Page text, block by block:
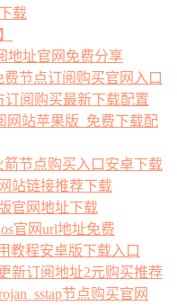
载
地址官网免费分享
费节点订阅购买官网入口
订阅购买最新下载配置
网站苹果版_免费下载配
箭节点购买入口安卓下载
站链接推荐下载
官网地址下载
官网url地址免费
教程安卓版下载入口
新订阅地址2元购买推荐
节点购买官网